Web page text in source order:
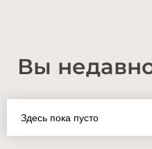
Вы
Здесь пока пусто